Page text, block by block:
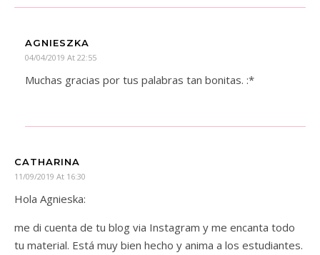
AGNIESZKA
04/04/2019 At 22:55
Muchas gracias por tus palabras tan bonitas. :*
CATHARINA
11/09/2019 At 16:30
Hola Agnieska:
me di cuenta de tu blog via Instagram y me encanta todo
tu material. Está muy bien hecho y anima a los estudiantes.